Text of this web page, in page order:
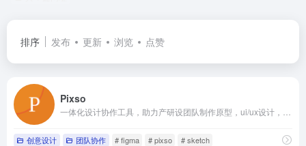
排序 发布 更新 浏览 点赞
Pixso
创意设计 团队协作 # figma # pixso # sketch